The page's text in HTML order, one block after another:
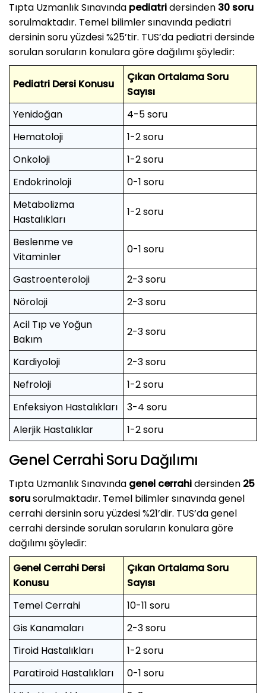
Tıpta Uzmanlık Sınavında pediatridersinden 30 soru
sorulmaktadır. Temel bilimler sınavında pediatri
dersinin soru yüzdesi %25’tir. TUS’da pediatri dersinde
sorulan soruların konulara göre dağılımı şöyledir:
Pediatri Dersi Konusu
Çıkan Ortalama Soru
Sayısı
Yenidoğan
4-5 soru
Hematoloji
1-2 soru
Onkoloji
1-2 soru
Endokrinoloji
0-1 soru
Metabolizma
Hastalıkları
1-2 soru
Beslenme ve
Vitaminler
0-1 soru
Gastroenteroloji
2-3 soru
Nöroloji
2-3 soru
Acil Tıp ve Yoğun
Bakım
2-3 soru
Kardiyoloji
2-3 soru
Nefroloji
1-2 soru
Enfeksiyon Hastalıkları
3-4 soru
Alerjik Hastalıklar
1-2 soru
Genel Cerrahi Soru Dağılımı
Tıpta Uzmanlık Sınavında genel cerrahidersinden 25
sorusorulmaktadır. Temel bilimler sınavında genel
cerrahi dersinin soru yüzdesi %21’dir. TUS’da genel
cerrahi dersinde sorulan soruların konulara göre
dağılımı şöyledir:
Genel Cerrahi Dersi
Konusu
Çıkan Ortalama Soru
Sayısı
Temel Cerrahi
10-11 soru
Gis Kanamaları
2-3 soru
Tiroid Hastalıkları
1-2 soru
Paratiroid Hastalıkları
0-1 soru